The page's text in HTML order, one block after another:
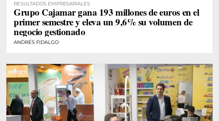
RESULTADOS EMPRESARIALES
Grupo Cajamar gana 193 millones de euros en el
primer semestre y eleva un 9,6% su volumen de
negocio gestionado
ANDRÉS FIDALGO